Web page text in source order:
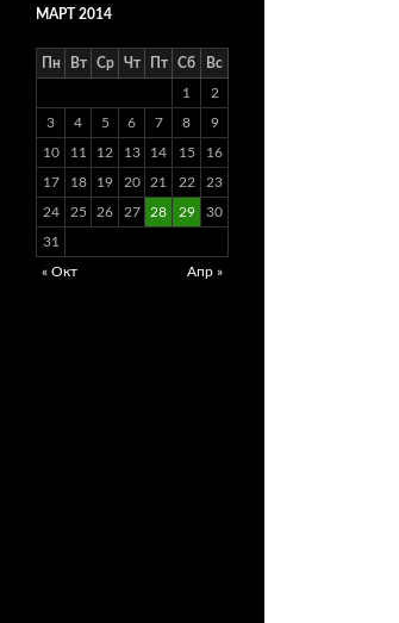
МАРТ 2014
Пн Вт Ср Чт Пт Сб Вс
1 2
3 4 5 6 7 8 9
10 11 12 13 14 15 16
17 18 19 20 21 22 23
24 25 26 27 28 29 30
31
« Окт Апр »